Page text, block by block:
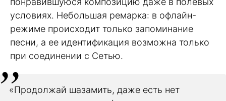
условиях. Небольшая ремарка: в офлайн-
режиме происходит только запоминание
песни, а ее идентификация возможна только
при соединении с Сетью.
«Продолжай шазамить, даже есть нет